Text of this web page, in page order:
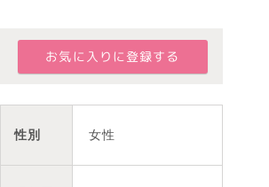
性別 女性